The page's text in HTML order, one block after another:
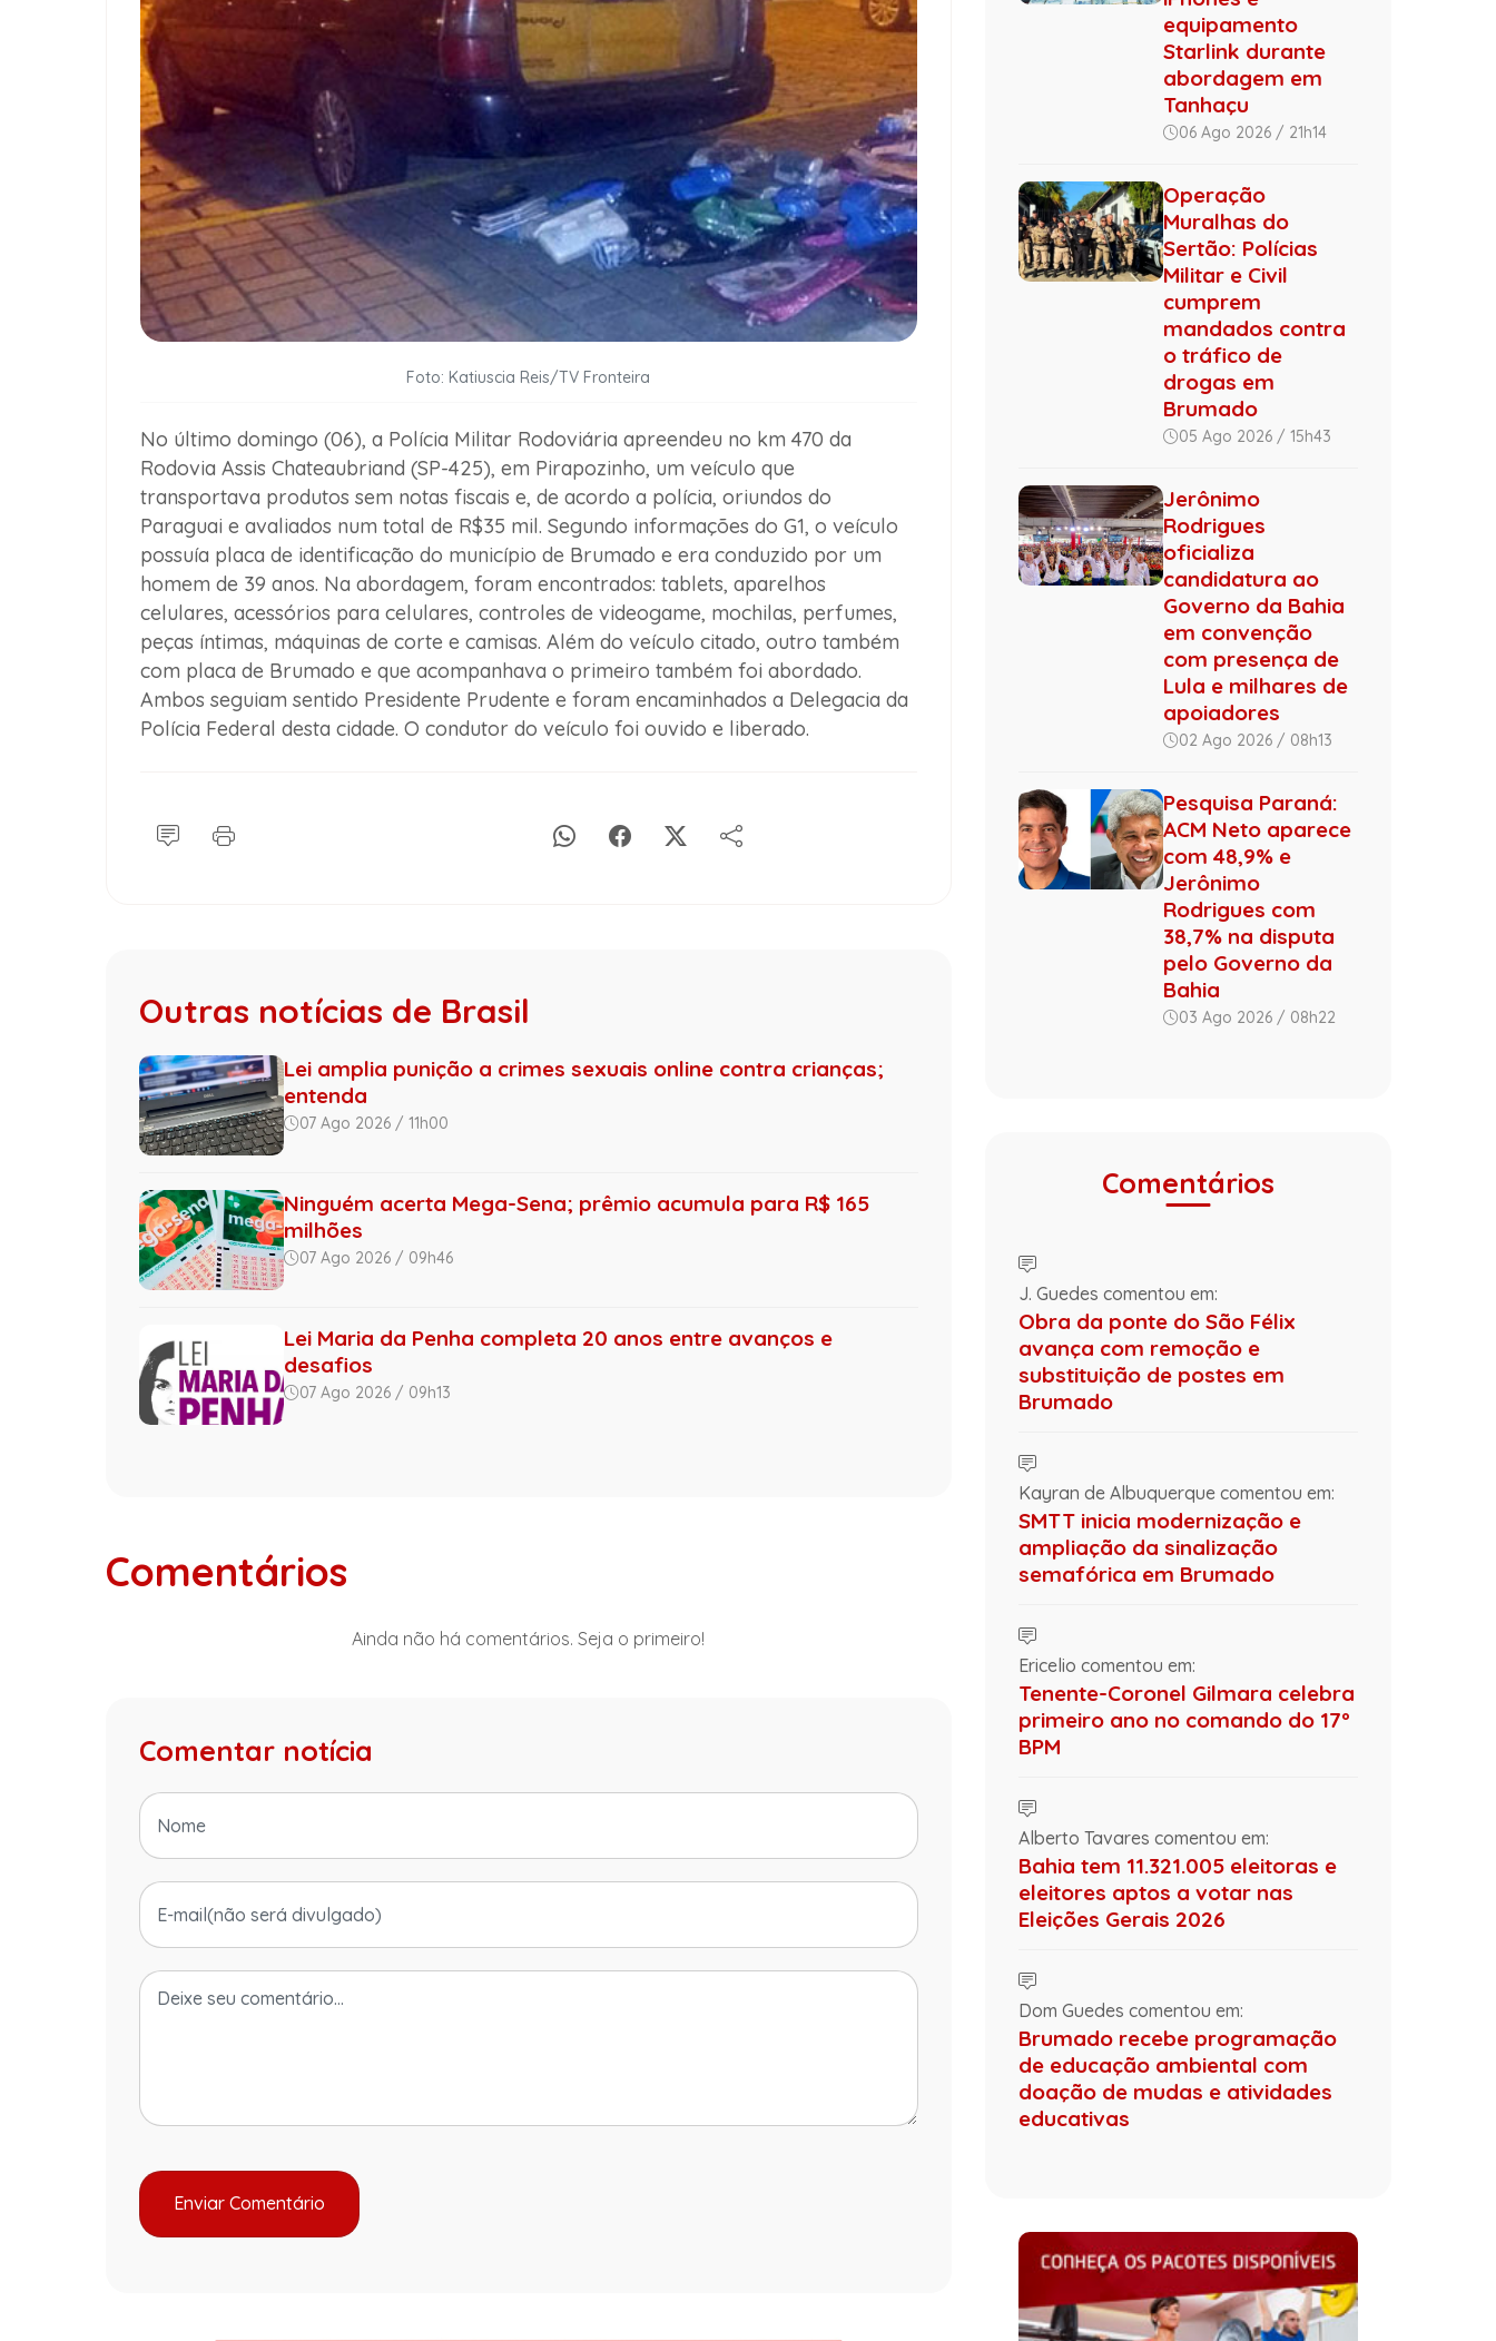
Foto: Katiuscia Reis/TV Fronteira
No último domingo (06), a Polícia Militar Rodoviária apreendeu no km 470 da
Rodovia Assis Chateaubriand (SP-425), em Pirapozinho, um veículo que
transportava produtos sem notas fiscais e, de acordo a polícia, oriundos do
Paraguai e avaliados num total de R$35 mil. Segundo informações do G1, o veículo
possuía placa de identificação do município de Brumado e era conduzido por um
homem de 39 anos. Na abordagem, foram encontrados: tablets, aparelhos
celulares, acessórios para celulares, controles de videogame, mochilas, perfumes,
peças íntimas, máquinas de corte e camisas. Além do veículo citado, outro também
com placa de Brumado e que acompanhava o primeiro também foi abordado.
Ambos seguiam sentido Presidente Prudente e foram encaminhados a Delegacia da
Polícia Federal desta cidade. O condutor do veículo foi ouvido e liberado.
Outras notícias de Brasil
Lei amplia punição a crimes sexuais online contra crianças;
entenda
07 Ago 2026 / 11h00
Ninguém acerta Mega-Sena; prêmio acumula para R$ 165
milhões
07 Ago 2026 / 09h46
Lei Maria da Penha completa 20 anos entre avanços e
desafios
07 Ago 2026 / 09h13
Comentários
Ainda não há comentários. Seja o primeiro!
Comentar notícia
equipamento
Starlink durante
abordagem em
Tanhaçu
06 Ago 2026 / 21h14
Operação
Muralhas do
Sertão: Polícias
Militar e Civil
cumprem
mandados contra
o tráfico de
drogas em
Brumado
05 Ago 2026 / 15h43
Jerônimo
Rodrigues
oficializa
candidatura ao
Governo da Bahia
em convenção
com presença de
Lula e milhares de
apoiadores
02 Ago 2026 / 08h13
Pesquisa Paraná:
ACM Neto aparece
com 48,9% e
Jerônimo
Rodrigues com
38,7% na disputa
pelo Governo da
Bahia
03 Ago 2026 / 08h22
Comentários
J. Guedes comentou em:
Obra da ponte do São Félix
avança com remoção e
substituição de postes em
Brumado
Kayran de Albuquerque comentou em:
SMTT inicia modernização e
ampliação da sinalização
semafórica em Brumado
Ericelio comentou em:
Tenente-Coronel Gilmara celebra
primeiro ano no comando do 17º
BPM
Alberto Tavares comentou em:
Bahia tem 11.321.005 eleitoras e
eleitores aptos a votar nas
Eleições Gerais 2026
Dom Guedes comentou em:
Brumado recebe programação
de educação ambiental com
doação de mudas e atividades
educativas